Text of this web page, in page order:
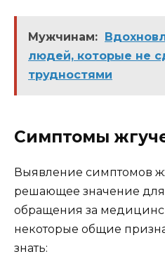
Мужчинам:
людей, которые не
трудностями
Симптомы
Выявление симптомов
решающее значение
обращения за
некоторые общие
знать: